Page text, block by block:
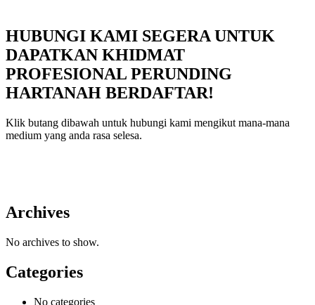
HUBUNGI KAMI SEGERA UNTUK
DAPATKAN KHIDMAT
PROFESIONAL PERUNDING
HARTANAH BERDAFTAR!
Klik butang dibawah untuk hubungi kami mengikut mana-mana
medium yang anda rasa selesa.
Archives
No archives to show.
Categories
No categories